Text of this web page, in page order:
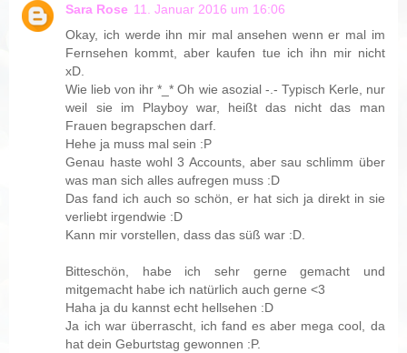
Sara Rose 11. Januar 2016 um 16:06
Okay, ich werde ihn mir mal ansehen wenn er mal im
Fernsehen kommt, aber kaufen tue ich ihn mir nicht
xD.
Wie lieb von ihr *_* Oh wie asozial -.- Typisch Kerle, nur
weil sie im Playboy war, heißt das nicht das man
Frauen begrapschen darf.
Hehe ja muss mal sein :P
Genau haste wohl 3 Accounts, aber sau schlimm über
was man sich alles aufregen muss :D
Das fand ich auch so schön, er hat sich ja direkt in sie
verliebt irgendwie :D
Kann mir vorstellen, dass das süß war :D.
Bitteschön, habe ich sehr gerne gemacht und
mitgemacht habe ich natürlich auch gerne <3
Haha ja du kannst echt hellsehen :D
Ja ich war überrascht, ich fand es aber mega cool, da
hat dein Geburtstag gewonnen :P.